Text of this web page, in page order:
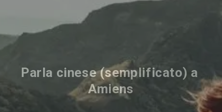
Parla cinese (semplificato) a
Amiens